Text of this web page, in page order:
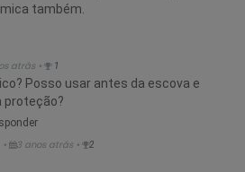
também.
atrás • 1
Posso usar antes da escova e
proteção?
• 3 anos atrás • 2